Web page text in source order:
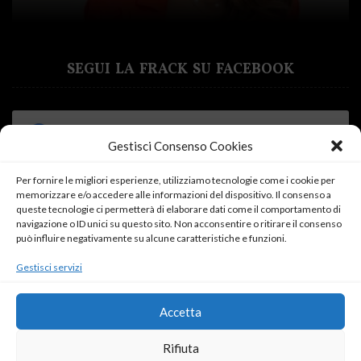
Gestisci Consenso Cookies
Per fornire le migliori esperienze, utilizziamo tecnologie come i cookie per
memorizzare e/o accedere alle informazioni del dispositivo. Il consenso a
queste tecnologie ci permetterà di elaborare dati come il comportamento di
navigazione o ID unici su questo sito. Non acconsentire o ritirare il consenso
può influire negativamente su alcune caratteristiche e funzioni.
Gestisci servizi
Accetta
Rifiuta
SEGUI LA FRACK SU FACEBOOK
Fai clic su "Accetto" per abilitare Facebook
Cookie Policy